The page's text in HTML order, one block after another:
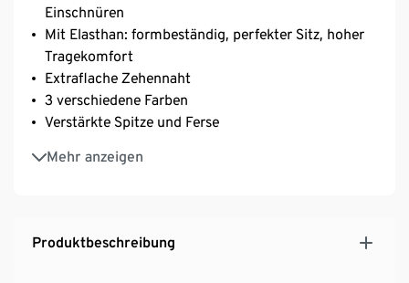
Einschnüren
Mit Elasthan: formbeständig, perfekter Sitz, hoher
Tragekomfort
Extraflache Zehennaht
3 verschiedene Farben
Verstärkte Spitze und Ferse
Mehr anzeigen
Weiche Qualität mit hohem Baumwollanteil
Produktbeschreibung